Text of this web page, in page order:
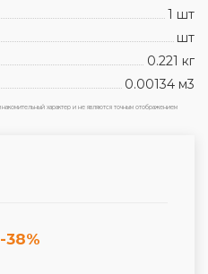
1 шт
шт
0.221 кг
0.00134 м3
характер и не являются точным отображением
-38%